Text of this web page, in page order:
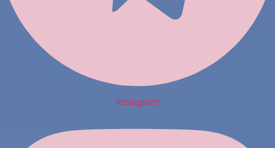
Instagram